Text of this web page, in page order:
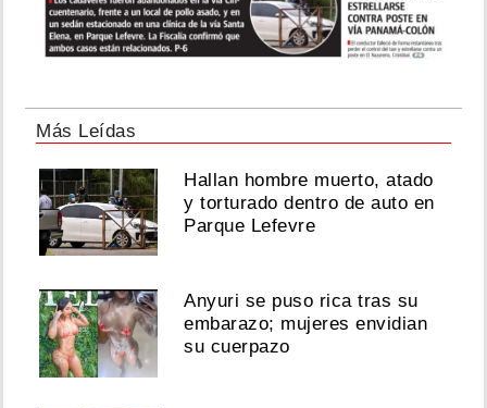
Más Leídas
Hallan hombre muerto, atado
y torturado dentro de auto en
Parque Lefevre
Anyuri se puso rica tras su
embarazo; mujeres envidian
su cuerpazo